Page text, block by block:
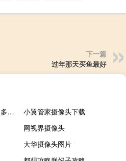
下一篇
过年那天买鱼最好
华为nova7摄像头玻璃碎了多少钱
小翼管家摄像头下载
网视界摄像头
大华摄像头图片